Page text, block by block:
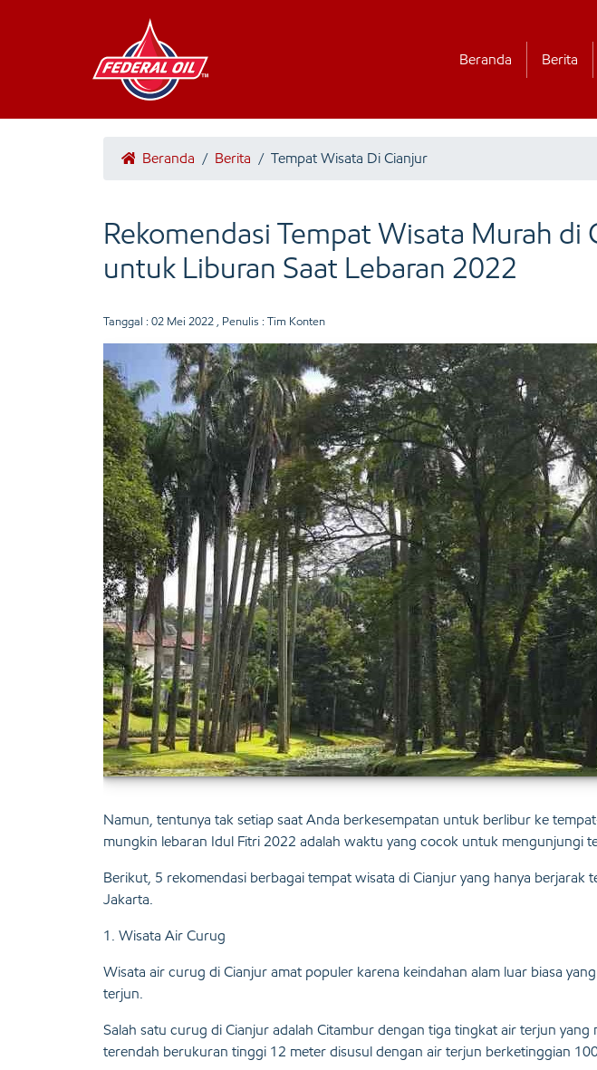
Beranda Berita
Beranda / Berita / Tempat Wisata Di Cianjur
Rekomendasi Tempat Wisata Murah di
untuk Liburan Saat Lebaran 2022
Tanggal : 02 Mei 2022 , Penulis : Tim Konten
Namun, tentunya tak setiap saat Anda berkesempatan untuk berlibur ke
mungkin lebaran Idul Fitri 2022 adalah waktu yang cocok untuk mengunjungi
Berikut, 5 rekomendasi berbagai tempat wisata di Cianjur yang hanya berjarak
Jakarta.
1. Wisata Air Curug
Wisata air curug di Cianjur amat populer karena keindahan alam luar biasa
terjun.
Salah satu curug di Cianjur adalah Citambur dengan tiga tingkat air terjun yang
terendah berukuran tinggi 12 meter disusul dengan air terjun berketinggian